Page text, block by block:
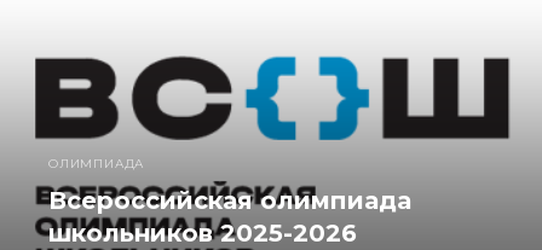
ОЛИМПИАДА
Всероссийская олимпиада
школьников 2025-2026